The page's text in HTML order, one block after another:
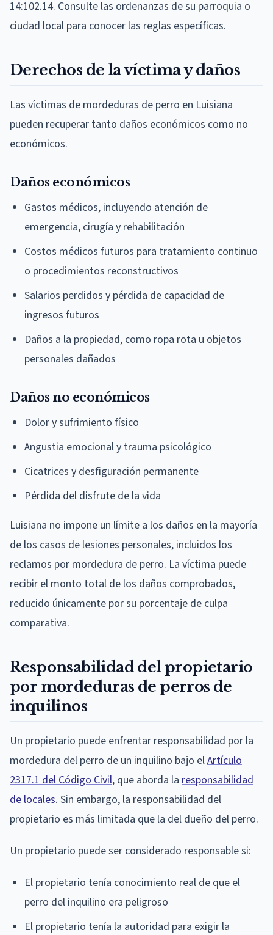
14:102.14. Consulte las ordenanzas de su parroquia o
ciudad local para conocer las reglas específicas.
Derechos de la víctima y daños
Las víctimas de mordeduras de perro en Luisiana
pueden recuperar tanto daños económicos como no
económicos.
Daños económicos
Gastos médicos, incluyendo atención de
emergencia, cirugía y rehabilitación
Costos médicos futuros para tratamiento continuo
o procedimientos reconstructivos
Salarios perdidos y pérdida de capacidad de
ingresos futuros
Daños a la propiedad, como ropa rota u objetos
personales dañados
Daños no económicos
Dolor y sufrimiento físico
Angustia emocional y trauma psicológico
Cicatrices y desfiguración permanente
Pérdida del disfrute de la vida
Luisiana no impone un límite a los daños en la mayoría
de los casos de lesiones personales, incluidos los
reclamos por mordedura de perro. La víctima puede
recibir el monto total de los daños comprobados,
reducido únicamente por su porcentaje de culpa
comparativa.
Responsabilidad del propietario
por mordeduras de perros de
inquilinos
Un propietario puede enfrentar responsabilidad por la
mordedura del perro de un inquilino bajo elArtículo
2317.1 del Código Civil, que aborda la responsabilidad
de locales. Sin embargo, la responsabilidad del
propietario es más limitada que la del dueño del perro.
Un propietario puede ser considerado responsable si:
El propietario tenía conocimiento real de que el
perro del inquilino era peligroso
El propietario tenía la autoridad para exigir la